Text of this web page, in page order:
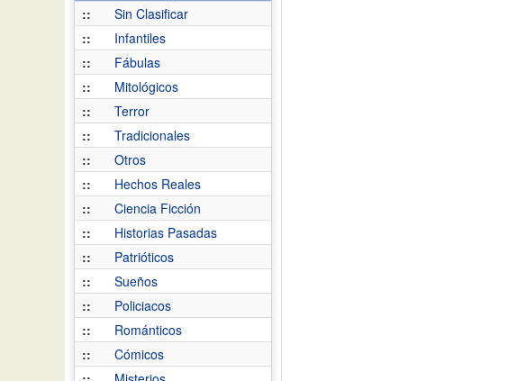
::
Sin Clasificar
::
Infantiles
::
Fábulas
::
Mitológicos
::
Terror
::
Tradicionales
::
Otros
::
Hechos Reales
::
Ciencia Ficción
::
Historias Pasadas
::
Patrióticos
::
Sueños
::
Policiacos
::
Románticos
::
Cómicos